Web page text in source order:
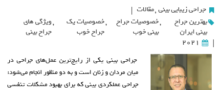
جراحی زیبایی بینی ,مقالات |
بهترین جراح
بینی ایران
,خصوصیات جراح
بینی خوب
,خصوصیات یک
جراح خوب
,ویژگی های
جراح بینی
|
2021
جراحی بینی یکی از رایج‌ترین عمل‌های جراحی در
میان مردان و زنان است و به دو منظور انجام می‌شود:
جراحی عملکردی بینی که برای بهبود مشکلات تنفسی